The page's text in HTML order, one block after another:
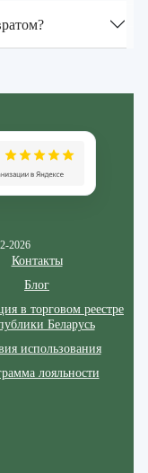
2026
Контакты
Блог
в торговом реестре
Беларусь
использования
лояльности